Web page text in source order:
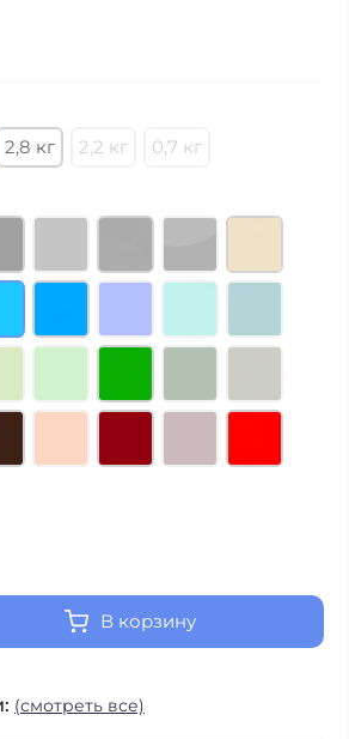
2,8 кг 2,2 кг 0,7 кг
В корзину
(смотреть все)